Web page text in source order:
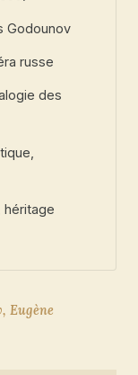
Godounov
russe
des
héritage
Eugène